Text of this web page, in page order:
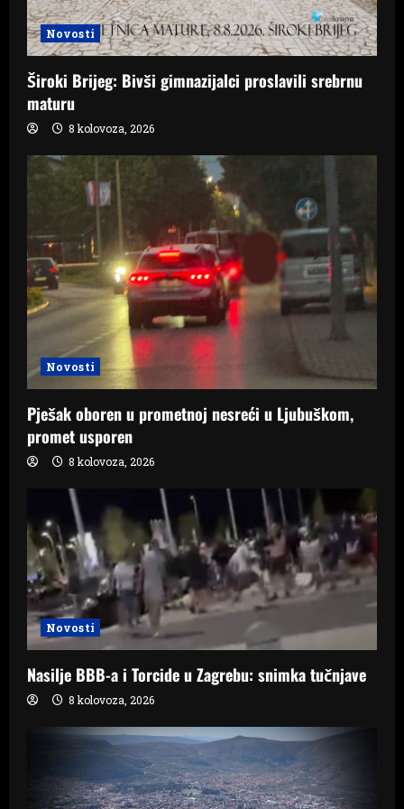
Novosti
Široki Brijeg: Bivši gimnazijalci proslavili srebrnu
maturu
8 kolovoza, 2026
Novosti
Pješak oboren u prometnoj nesreći u Ljubuškom,
promet usporen
8 kolovoza, 2026
Novosti
Nasilje BBB-a i Torcide u Zagrebu: snimka tučnjave
8 kolovoza, 2026